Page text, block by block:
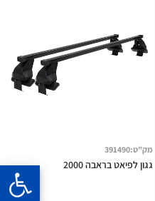
מק"ט:
391490
גגון לפיאט בראבה 2000